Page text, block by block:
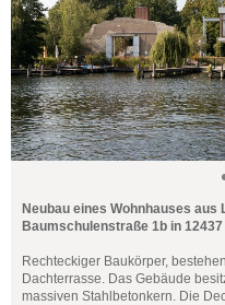
Neubau eines Wohnhauses
Baumschulenstraße 1b in
Rechteckiger Baukörper,
Dachterrasse. Das Gebäude
massiven Stahlbetonkern. Die